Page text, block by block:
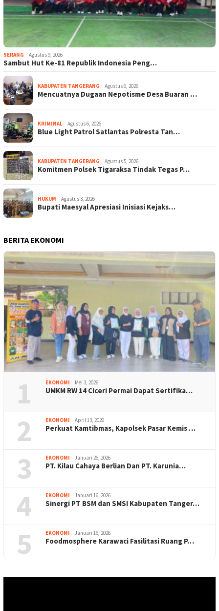
SERANG Agustus 9, 2026
Sambut Hut Ke-81 Republik Indonesia Peng…
KABUPATEN TANGERANG Agustus 6, 2026
Mencuatnya Dugaan Nepotisme Desa Buaran …
KRIMINAL Agustus 6, 2026
Blue Light Patrol Satlantas Polresta Tan…
KABUPATEN TANGERANG Agustus 5, 2026
Komitmen Polsek Tigaraksa Tindak Tegas P…
HUKUM Agustus 3, 2026
Bupati Maesyal Apresiasi Inisiasi Kejaks…
BERITA EKONOMI
1 EKONOMI Mei 3, 2026
UMKM RW 14 Ciceri Permai Dapat Sertifika…
2 EKONOMI April 13, 2026
Perkuat Kamtibmas, Kapolsek Pasar Kemis …
3 EKONOMI Januari 26, 2026
PT. Kilau Cahaya Berlian Dan PT. Karunia…
4 EKONOMI Januari 16, 2026
Sinergi PT BSM dan SMSI Kabupaten Tanger…
5 EKONOMI Januari 16, 2026
Foodmosphere Karawaci Fasilitasi Ruang P…